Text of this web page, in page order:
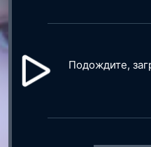
Подождите,